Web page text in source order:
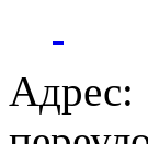
Адрес: